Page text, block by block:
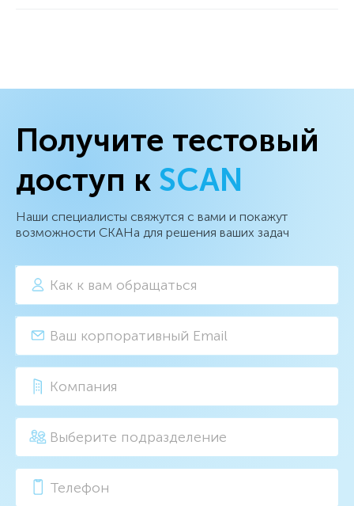
Получите тестовый
доступ к SCAN
Наши специалисты свяжутся с вами и покажут
возможности СКАНа для решения ваших задач